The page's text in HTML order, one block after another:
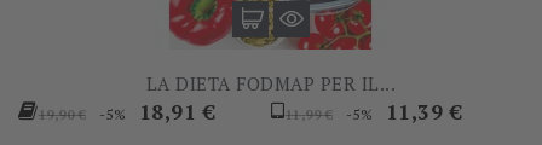
LA DIETA FODMAP PER IL...
Prezzo
19,90 € -5% Prezzo
18,91 €
Prezzo
11,99 € -5% Prezzo
11,39 €